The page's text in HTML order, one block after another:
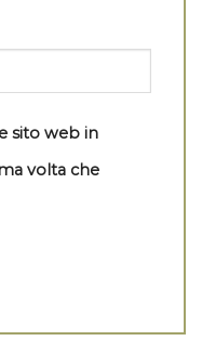
sito web in
volta che